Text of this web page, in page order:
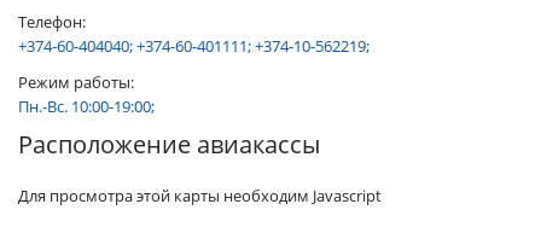
Телефон:
+374-60-404040; +374-60-401111; +374-10-562219;
Режим работы:
Пн.-Вс. 10:00-19:00;
Расположение авиакассы
Для просмотра этой карты необходим Javascript